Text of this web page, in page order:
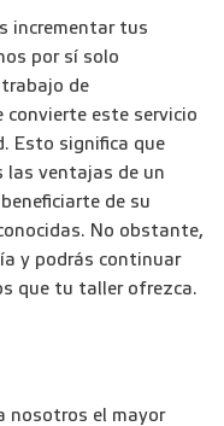
incrementar tus
por sí solo
de
este servicio
Esto significa que
las ventajas de un
de su
No obstante,
y podrás continuar
que tu taller ofrezca.
nosotros el mayor